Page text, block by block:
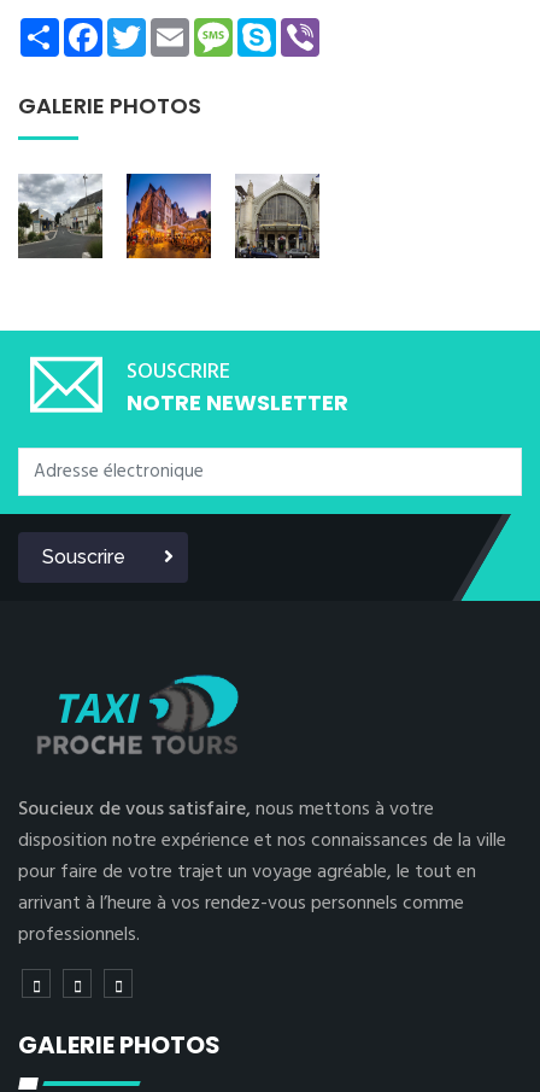
ShareFacebookTwitterEmailMessage
Skype
GALERIE PHOTOS
SOUSCRIRE
NOTRE NEWSLETTER
Souscrire
Soucieux de vous satisfaire,nous mettons à votre
disposition notre expérience et nos connaissances de la ville
pour faire de votre trajet un voyage agréable, le tout en
arrivant à l’heure à vos rendez-vous personnels comme
professionnels.
GALERIE PHOTOS